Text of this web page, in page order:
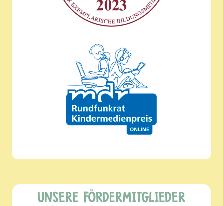
UNSERE FÖRDERMITGLIEDER